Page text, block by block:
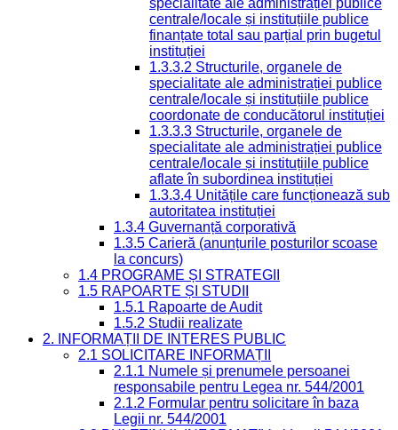
centrale/locale și instituțiile publice
finanțate total sau parțial prin bugetul
instituției
1.3.3.2 Structurile, organele de
specialitate ale administrației publice
centrale/locale și instituțiile publice
coordonate de conducătorul instituției
1.3.3.3 Structurile, organele de
specialitate ale administrației publice
centrale/locale și instituțiile publice
aflate în subordinea instituției
1.3.3.4 Unitățile care funcționează sub
autoritatea instituției
1.3.4 Guvernanță corporativă
1.3.5 Carieră (anunțurile posturilor scoase
la concurs)
1.4 PROGRAME ȘI STRATEGII
1.5 RAPOARTE ȘI STUDII
1.5.1 Rapoarte de Audit
1.5.2 Studii realizate
2. INFORMAȚII DE INTERES PUBLIC
2.1 SOLICITARE INFORMAȚII
2.1.1 Numele și prenumele persoanei
responsabile pentru Legea nr. 544/2001
2.1.2 Formular pentru solicitare în baza
Legii nr. 544/2001